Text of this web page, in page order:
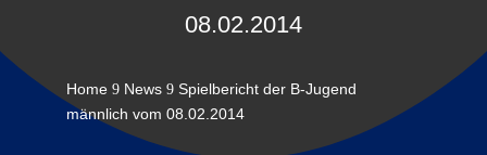
08.02.2014
Home 9 News 9 Spielbericht der B-Jugend
männlich vom 08.02.2014